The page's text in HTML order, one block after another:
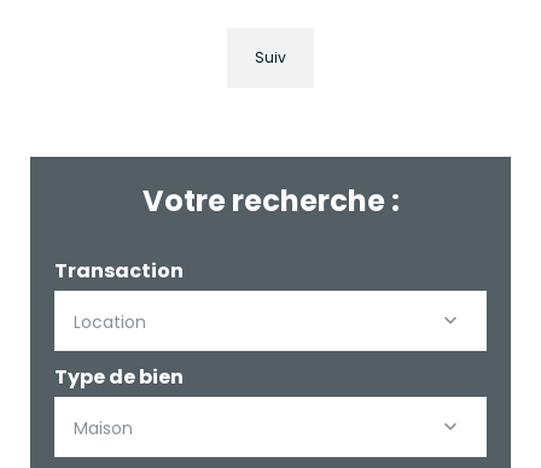
Suiv
Votre recherche :
Transaction
Location
Type de bien
Maison